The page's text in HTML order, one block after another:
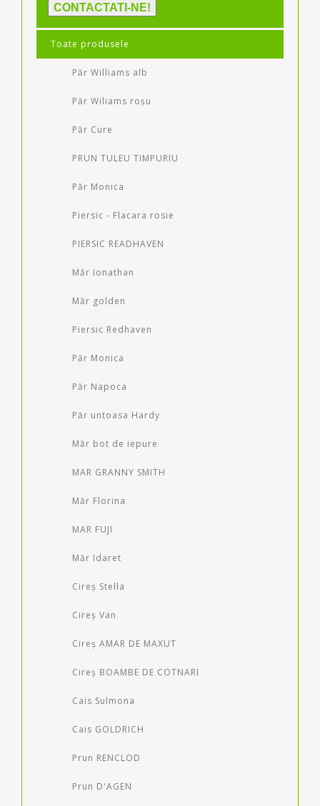
CONTACTATI-NE!
Toate produsele
Păr Williams alb
Păr Wiliams roșu
Păr Cure
PRUN TULEU TIMPURIU
Păr Monica
Piersic - Flacara rosie
PIERSIC READHAVEN
Măr Ionathan
Măr golden
Piersic Redhaven
Păr Monica
Păr Napoca
Păr untoasa Hardy
Măr bot de iepure
MAR GRANNY SMITH
Măr Florina
MAR FUJI
Măr Idaret
Cireș Stella
Cireș Van
Cireș AMAR DE MAXUT
Cireș BOAMBE DE COTNARI
Cais Sulmona
Cais GOLDRICH
Prun RENCLOD
Prun D'AGEN